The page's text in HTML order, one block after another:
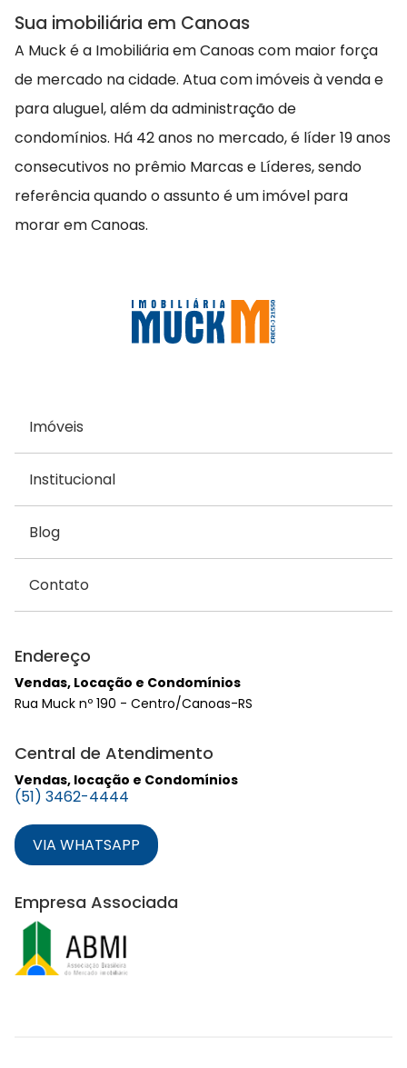
Sua imobiliária em Canoas
A Muck é a Imobiliária em Canoas com maior força
de mercado na cidade. Atua com imóveis à venda e
para aluguel, além da administração de
condomínios. Há 42 anos no mercado, é líder 19 anos
consecutivos no prêmio Marcas e Líderes, sendo
referência quando o assunto é um imóvel para
morar em Canoas.
Imóveis
Institucional
Blog
Contato
Endereço
Vendas, Locação e Condomínios
Rua Muck nº 190 - Centro/Canoas-RS
Central de Atendimento
Vendas, locação e Condomínios
(51) 3462-4444
VIA WHATSAPP
Empresa Associada